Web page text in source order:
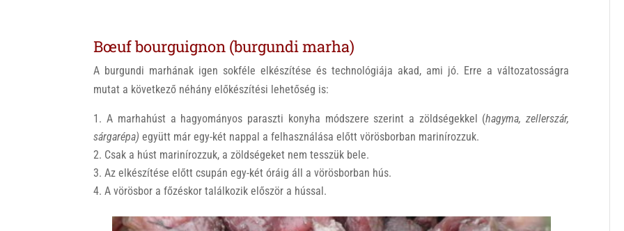
Bœuf bourguignon (burgundi marha)
A burgundi marhának igen sokféle elkészítése és technológiája akad, ami jó. Erre a változatosságra
mutat a következő néhány előkészítési lehetőség is:
A marhahúst a hagyományos paraszti konyha módszere szerint a zöldségekkel (hagyma, zellerszár,
sárgarépa)együtt már egy-két nappal a felhasználása előtt vörösborban marinírozzuk.
Csak a húst marinírozzuk, a zöldségeket nem tesszük bele.
Az elkészítése előtt csupán egy-két óráig áll a vörösborban hús.
A vörösbor a főzéskor találkozik először a hússal.